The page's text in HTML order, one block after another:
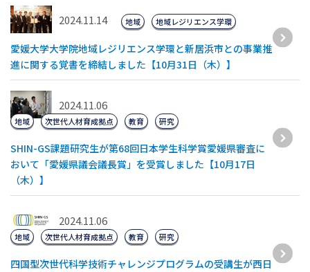
2024.11.14
愛媛大学大学院地域レジリエンス学環と新居浜市との事業推
進に関する覚書を締結しました【10月31日（木）】
地域 地域レジリエンス学環
2024.11.06
SHIN-GS課題研究生が第68回日本学生科学賞愛媛県審査に
おいて「愛媛県議会議長賞」を受賞しました【10月17日
（木）】
地域 次世代人材育成拠点 教育 研究
2024.11.06
四国型次世代科学技術チャレンジプログラムの受講生が西日
地域 次世代人材育成拠点 教育 研究